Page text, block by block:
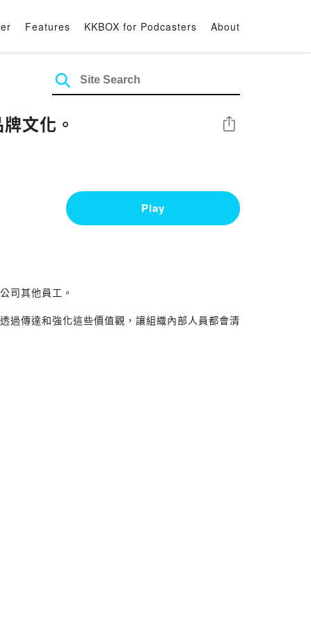
Features KKBOX for Podcasters About
文化。 Share
Play
司其他員工。
過傳達和強化這些價值觀，讓組織內部人員都會清